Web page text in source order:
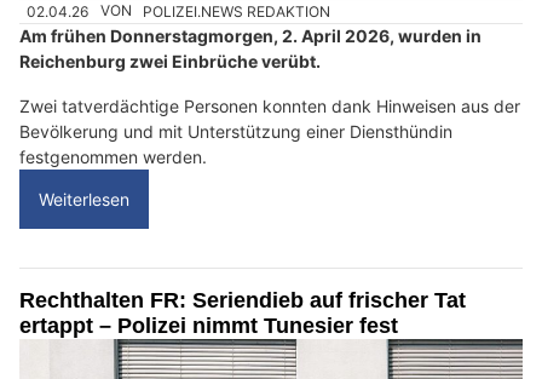
02.04.26 VON POLIZEI.NEWS REDAKTION
Am frühen Donnerstagmorgen, 2. April 2026, wurden in
Reichenburg zwei Einbrüche verübt.
Zwei tatverdächtige Personen konnten dank Hinweisen aus der
Bevölkerung und mit Unterstützung einer Diensthündin
festgenommen werden.
Weiterlesen
Rechthalten FR: Seriendieb auf frischer Tat
ertappt – Polizei nimmt Tunesier fest